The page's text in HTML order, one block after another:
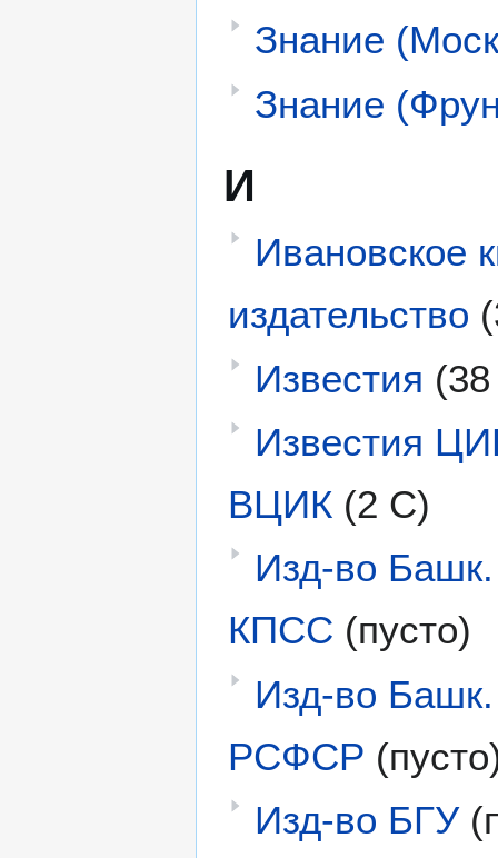
Знание
Знание
И
Ивановское
издательство
Известия
Известия
ВЦИК (2 С)
Изд-во
КПСС (пусто)
Изд-во
РСФСР
Изд-во БГУ